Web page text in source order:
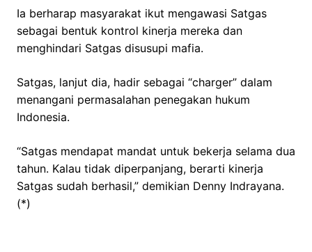
Ia berharap masyarakat ikut mengawasi Satgas
sebagai bentuk kontrol kinerja mereka dan
menghindari Satgas disusupi mafia.
Satgas, lanjut dia, hadir sebagai “charger” dalam
menangani permasalahan penegakan hukum
Indonesia.
“Satgas mendapat mandat untuk bekerja selama dua
tahun. Kalau tidak diperpanjang, berarti kinerja
Satgas sudah berhasil,” demikian Denny Indrayana.
(*)